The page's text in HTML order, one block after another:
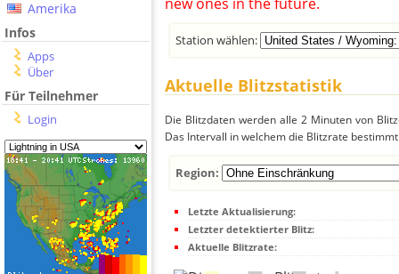
Amerika
Infos
Apps
Über
Für Teilnehmer
Login
Station wählen:
Aktuelle Blitzstatistik
Die Blitzdaten werden alle 2 Minuten von
Das Intervall in welchem die Blitzrate
Region:
Letzte Aktualisierung:
Letzter detektierter Blitz:
Aktuelle Blitzrate: